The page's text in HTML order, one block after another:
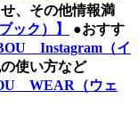
、その他情報満
ック）】
●おすす
Instagram（イ
使い方など
WEAR（ウェ